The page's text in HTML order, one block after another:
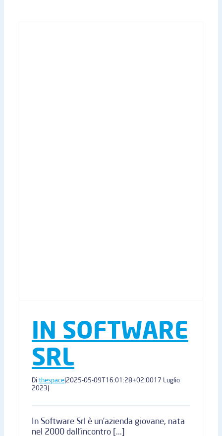
IN SOFTWARE
SRL
Dithespace|2025-05-09T16:01:28+02:0017 Luglio
2023|
In Software Srl è un’azienda giovane, nata
nel 2000 dall’incontro [...]